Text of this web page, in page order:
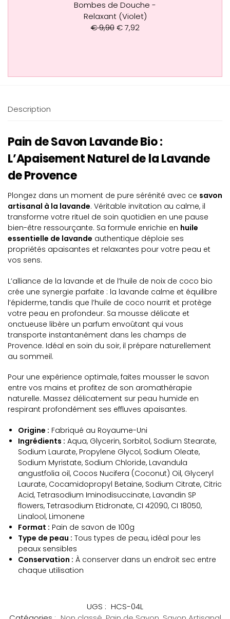
Bombes de Douche -
Relaxant (Violet)
€9,90 €7,92
Description
Pain de Savon Lavande Bio :
L’Apaisement Naturel de la Lavande
de Provence
Plongez dans un moment de pure sérénité avec ce savon
artisanal à la lavande. Véritable invitation au calme, il
transforme votre rituel de soin quotidien en une pause
bien-être ressourçante. Sa formule enrichie en huile
essentielle de lavande authentique déploie ses
propriétés apaisantes et relaxantes pour votre peau et
vos sens.
L’alliance de la lavande et de l’huile de noix de coco bio
crée une synergie parfaite : la lavande calme et équilibre
l’épiderme, tandis que l’huile de coco nourrit et protège
votre peau en profondeur. Sa mousse délicate et
onctueuse libère un parfum envoûtant qui vous
transporte instantanément dans les champs de
Provence. Idéal en soin du soir, il prépare naturellement
au sommeil.
Pour une expérience optimale, faites mousser le savon
entre vos mains et profitez de son aromathérapie
naturelle. Massez délicatement sur peau humide en
respirant profondément ses effluves apaisantes.
Origine : Fabriqué au Royaume-Uni
Ingrédients : Aqua, Glycerin, Sorbitol, Sodium Stearate,
Sodium Laurate, Propylene Glycol, Sodium Oleate,
Sodium Myristate, Sodium Chloride, Lavandula
angustfolia oil, Cocos Nucifera (Coconut) Oil, Glyceryl
Laurate, Cocamidopropyl Betaine, Sodium Citrate, Citric
Acid, Tetrasodium Iminodisuccinate, Lavandin SP
flowers, Tetrasodium Etidronate, CI 42090, CI 18050,
Linalool, Limonene
Format : Pain de savon de 100g
Type de peau : Tous types de peau, idéal pour les
peaux sensibles
Conservation : À conserver dans un endroit sec entre
chaque utilisation
UGS : HCS-04L